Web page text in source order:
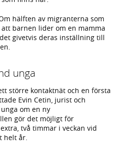
hälften av migranterna som
barnen lider om en mamma
givetvis deras inställning till
unga
större kontaktnät och en första
Evin Cetin, jurist och
om en ny
gör det möjligt för
två timmar i veckan vid
helt år.